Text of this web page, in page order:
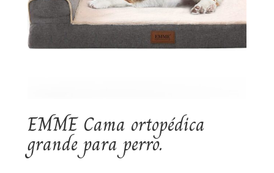
EMME Cama ortopédica
grande para perro.